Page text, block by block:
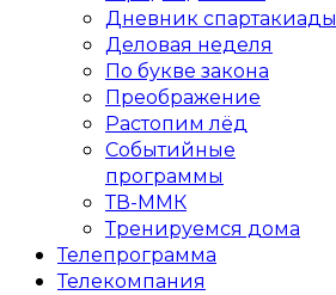
Дневник
Деловая неделя
По букве закона
Преображение
Растопим лёд
Событийные
программы
ТВ-ММК
Тренируемся дома
Телепрограмма
Телекомпания